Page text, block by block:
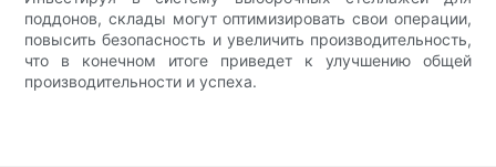
поддонов, склады могут оптимизировать свои операции,
повысить безопасность и увеличить производительность,
что в конечном итоге приведет к улучшению общей
производительности и успеха.